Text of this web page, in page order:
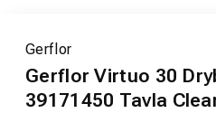
Gerflor
Gerflor Virtuo 30
39171450 Tavla